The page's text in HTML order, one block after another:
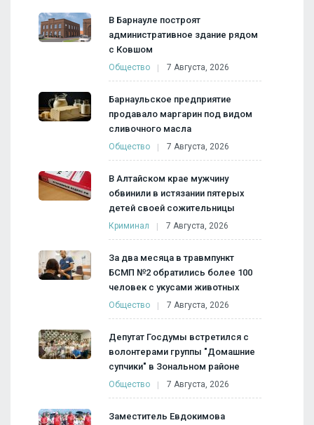
В Барнауле построят
административное здание рядом
с Ковшом
Общество 7 Августа, 2026
Барнаульское предприятие
продавало маргарин под видом
сливочного масла
Общество 7 Августа, 2026
В Алтайском крае мужчину
обвинили в истязании пятерых
детей своей сожительницы
Криминал 7 Августа, 2026
За два месяца в травмпункт
БСМП №2 обратились более 100
человек с укусами животных
Общество 7 Августа, 2026
Депутат Госдумы встретился с
волонтерами группы "Домашние
супчики" в Зональном районе
Общество 7 Августа, 2026
Заместитель Евдокимова